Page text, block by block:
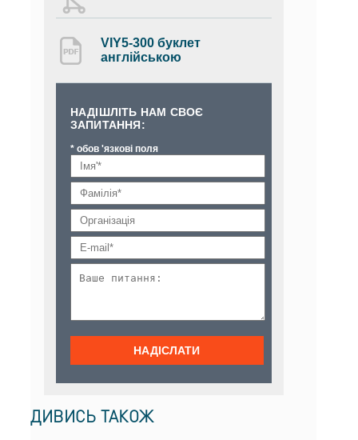
VIY5-300 буклет
англійською
НАДІШЛІТЬ НАМ СВОЄ
ЗАПИТАННЯ:
* обов 'язкові поля
ДИВИСЬ ТАКОЖ